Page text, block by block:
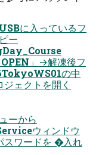
に入っているフ
ー
」→解凍後フ
の中
ェクトを開く
ーから
ウィンドウ
ワードを �入れ